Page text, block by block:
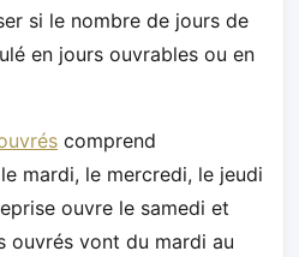
si le nombre de jours de
en jours ouvrables ou en
comprend
mardi, le mercredi, le jeudi
ouvre le samedi et
ouvrés vont du mardi au